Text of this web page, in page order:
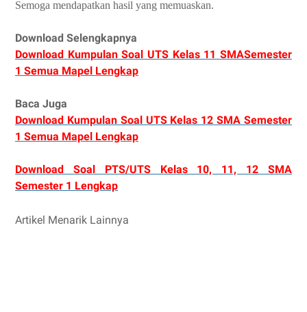
Semoga mendapatkan hasil yang memuaskan.
Download Selengkapnya
Download Kumpulan Soal UTS Kelas 11 SMASemester
1 Semua Mapel Lengkap
Baca Juga
Download Kumpulan Soal UTS Kelas 12 SMA Semester
1 Semua Mapel Lengkap
Download Soal PTS/UTS Kelas 10, 11, 12 SMA
Semester 1 Lengkap
Artikel Menarik Lainnya